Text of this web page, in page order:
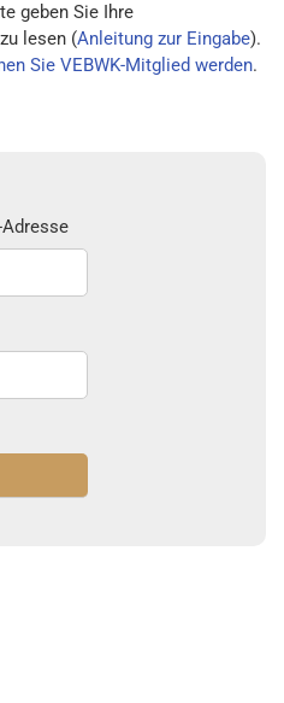
geben Sie Ihre
lesen (Anleitung zur Eingabe).
Sie VEBWK-Mitglied werden.